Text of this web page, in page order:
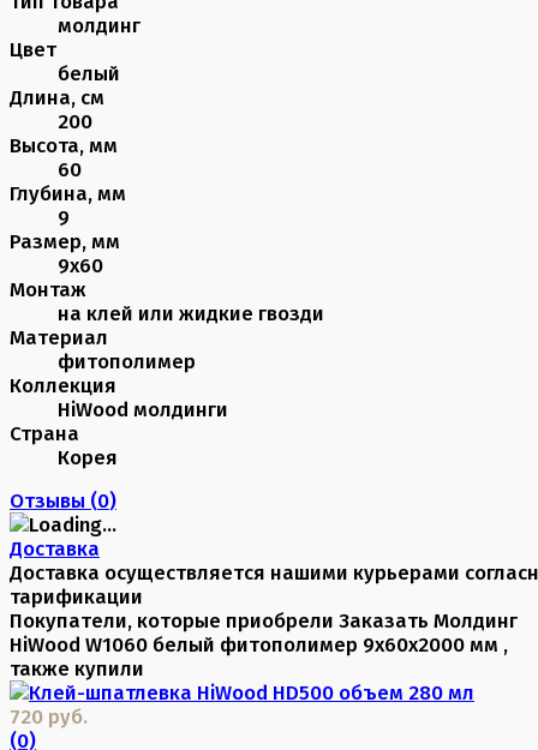
молдинг
Цвет
белый
Длина, см
200
Высота, мм
60
Глубина, мм
9
Размер, мм
9х60
Монтаж
на клей или жидкие гвозди
Материал
фитополимер
Коллекция
HiWood молдинги
Страна
Корея
Отзывы (0)
Доставка
Доставка осуществляется нашими курьерами
тарификации
Покупатели, которые приобрели Заказать Молдинг
HiWood W1060 белый фитополимер 9х60х2000 мм ,
также купили
720 руб.
(0)